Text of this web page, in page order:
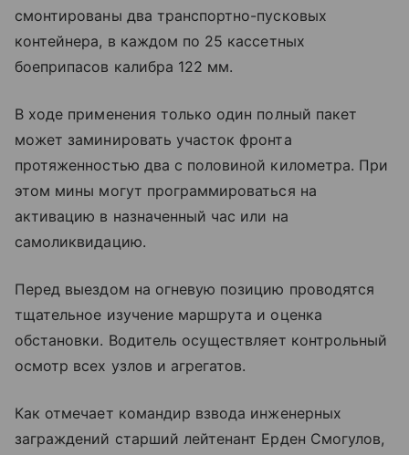
смонтированы два транспортно-пусковых
контейнера, в каждом по 25 кассетных
боеприпасов калибра 122 мм.
В ходе применения только один полный пакет
может заминировать участок фронта
протяженностью два с половиной километра. При
этом мины могут программироваться на
активацию в назначенный час или на
самоликвидацию.
Перед выездом на огневую позицию проводятся
тщательное изучение маршрута и оценка
обстановки. Водитель осуществляет контрольный
осмотр всех узлов и агрегатов.
Как отмечает командир взвода инженерных
заграждений старший лейтенант Ерден Смогулов,